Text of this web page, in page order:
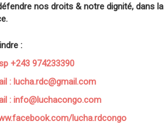
nos droits & notre dignité, dans la
:
+243 974233390
: lucha.rdc@gmail.com
: info@luchacongo.com
lucha.rdcongo